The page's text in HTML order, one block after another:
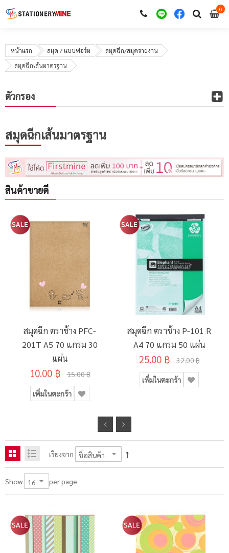
00
หน้าแรก สมุด / แบบฟอร์ม
สมุดฉีก/สมุดรายงาน
สมุดฉีกเส้นมาตรฐาน
สมุดฉีกเส้นมาตรฐาน
สินค้าขายดี
สมุดฉีก ตราช้าง PFC-
201T A5 70 แกรม 30
แผ่น
10.00 ฿ 15.00 ฿
เพิ่มในตะกร้า
สมุดฉีก ตราช้าง P-101 R
A4 70 แกรม 50 แผ่น
25.00 ฿ 32.00 ฿
เพิ่มในตะกร้า
เรียงจาก
Show per page
ตัวกรอง